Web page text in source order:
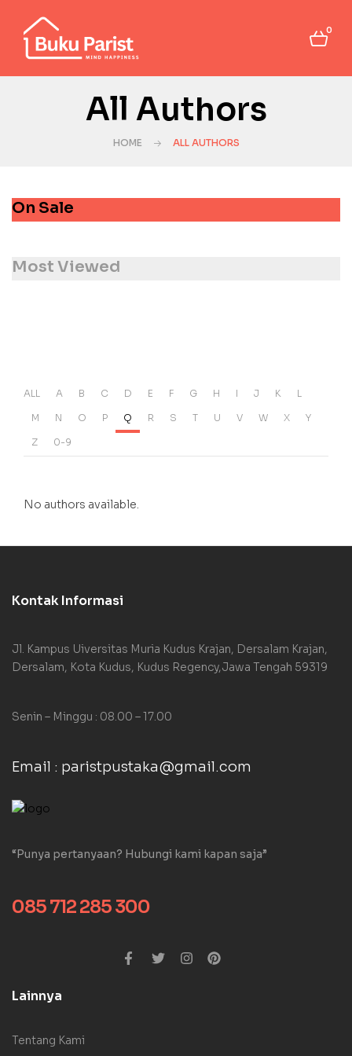
0
All Authors
HOME ALL AUTHORS
On Sale
Most Viewed
ALL A B C D E F G H I J K L
M N O P Q R S T U V W X Y
Z 0-9
No authors available.
Kontak Informasi
Jl. Kampus Uiversitas Muria Kudus Krajan, Dersalam Krajan,
Dersalam, Kota Kudus, Kudus Regency,Jawa Tengah 59319
Senin – Minggu : 08.00 – 17.00
Email : paristpustaka@gmail.com
“Punya pertanyaan? Hubungi kami kapan saja”
085 712 285 300
Lainnya
Tentang Kami